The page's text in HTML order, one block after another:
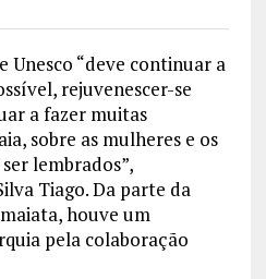
Unesco “deve continuar a
rejuvenescer-se
a fazer muitas
sobre as mulheres e os
lembrados”,
Tiago. Da parte da
houve um
pela colaboração